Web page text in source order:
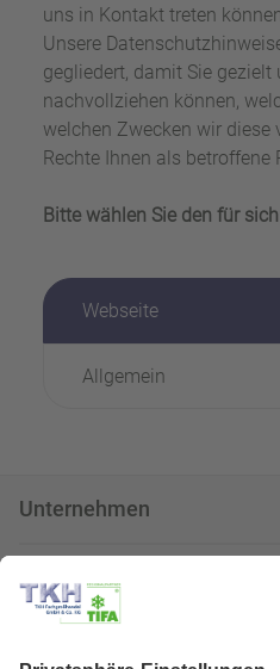
uns in Kontakt treten
Unsere
gegliedert, damit Sie
nachvollziehen können,
welchen Zwecken wir diese
Rechte Ihnen als betroffene
Bitte wählen Sie den für
Webseite
Allgemein
Unternehmen
Kundenservice